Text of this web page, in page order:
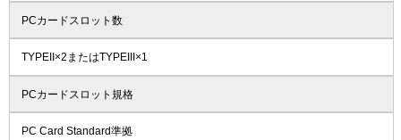
PCカードスロット数
TYPEII×2またはTYPEIII×1
PCカードスロット規格
PC Card Standard準拠